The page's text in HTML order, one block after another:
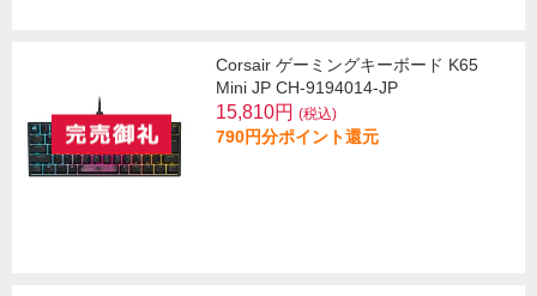
Corsair ゲーミングキーボード K65
Mini JP CH-9194014-JP
15,810円 (税込)
790円分ポイント還元